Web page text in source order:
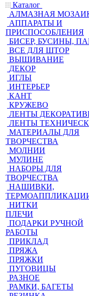
Каталог
АЛМАЗНАЯ
АППАРАТЫ И
ПРИСПОСОБЛЕНИЯ
БИСЕР, БУСИНЫ,
ВСЕ ДЛЯ ШТОР
ВЫШИВАНИЕ
ДЕКОР
ИГЛЫ
ИНТЕРЬЕР
КАНТ
КРУЖЕВО
ЛЕНТЫ
ЛЕНТЫ
МАТЕРИАЛЫ ДЛЯ
ТВОРЧЕСТВА
МОЛНИИ
МУЛИНЕ
НАБОРЫ ДЛЯ
ТВОРЧЕСТВА
НАШИВКИ,
НИТКИ
ПЛЕЧИ
ПОДАРКИ РУЧНОЙ
РАБОТЫ
ПРИКЛАД
ПРЯЖА
ПРЯЖКИ
ПУГОВИЦЫ
РАЗНОЕ
РАМКИ, БАГЕТЫ